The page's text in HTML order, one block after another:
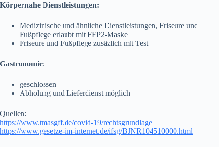
Körpernahe Dienstleistungen:
Medizinische und ähnliche Dienstleistungen, Friseure und
Fußpflege erlaubt mit FFP2-Maske
Friseure und Fußpflege zusäzlich mit Test
Gastronomie:
geschlossen
Abholung und Lieferdienst möglich
Quellen:
https://www.tmasgff.de/covid-19/rechtsgrundlage
https://www.gesetze-im-internet.de/ifsg/BJNR104510000.html